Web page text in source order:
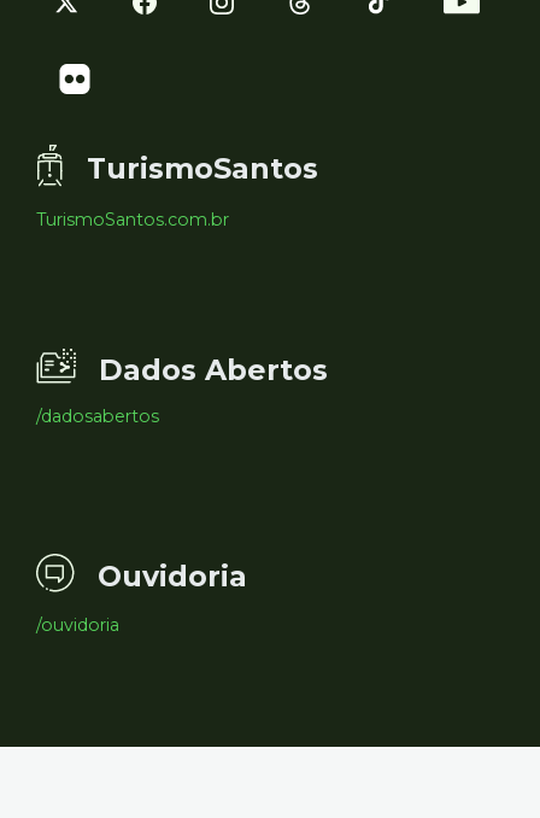
TurismoSantos
TurismoSantos.com.br
Dados Abertos
/dadosabertos
Ouvidoria
/ouvidoria